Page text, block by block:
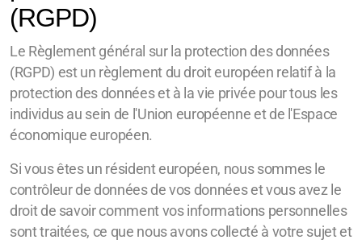
(RGPD)
Le Règlement général sur la protection des données
(RGPD) est un règlement du droit européen relatif à la
protection des données et à la vie privée pour tous les
individus au sein de l'Union européenne et de l'Espace
économique européen.
Si vous êtes un résident européen, nous sommes le
contrôleur de données de vos données et vous avez le
droit de savoir comment vos informations personnelles
sont traitées, ce que nous avons collecté à votre sujet et